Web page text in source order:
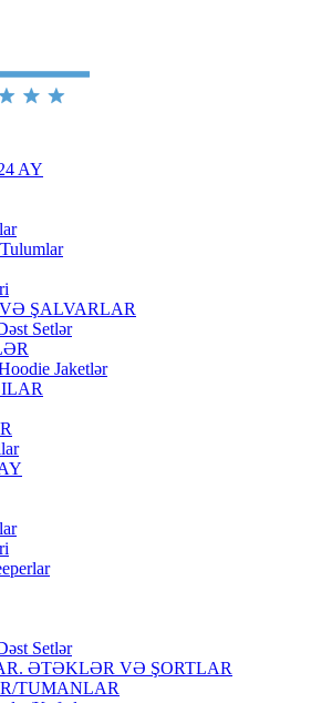
AY
ŞALVARLAR
Setlər
Jaketlər
Setlər
ƏTƏKLƏR VƏ ŞORTLAR
TUMANLAR